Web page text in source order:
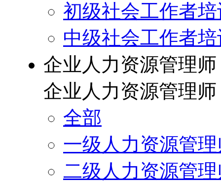
初级社会工作者
中级社会工作者
企业人力资源管理师
企业人力资源管理师
全部
一级人力资源管
二级人力资源管